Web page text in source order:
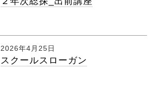
2026年4月25日
スクールスローガン